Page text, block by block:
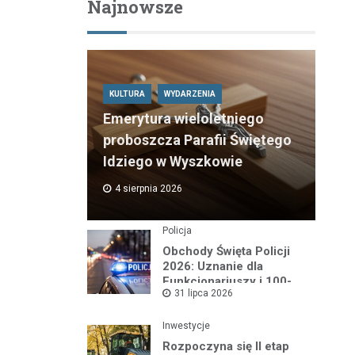
Najnowsze
KULTURA WYDARZENIA
Emerytura wieloletniego
proboszcza Parafii Świętego
Idziego w Wyszkowie
4 sierpnia 2026
Policja
Obchody Święta Policji
2026: Uznanie dla
Funkcjonariuszy i 100-
lecie Dzielnicowych
31 lipca 2026
Inwestycje
Rozpoczyna się II etap